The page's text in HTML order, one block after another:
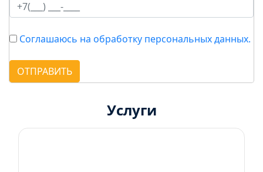
Соглашаюсь на обработку персональных данных.
ОТПРАВИТЬ
Услуги